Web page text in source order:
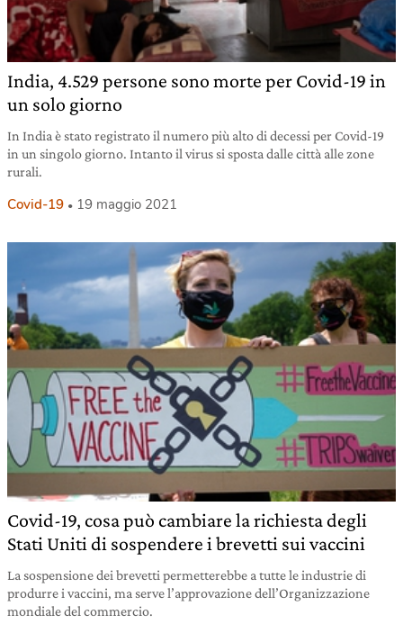
India, 4.529 persone sono morte per Covid-19 in
un solo giorno
In India è stato registrato il numero più alto di decessi per Covid-19
in un singolo giorno. Intanto il virus si sposta dalle città alle zone
rurali.
Covid-19 19 maggio 2021
Covid-19, cosa può cambiare la richiesta degli
Stati Uniti di sospendere i brevetti sui vaccini
La sospensione dei brevetti permetterebbe a tutte le industrie di
produrre i vaccini, ma serve l’approvazione dell’Organizzazione
mondiale del commercio.